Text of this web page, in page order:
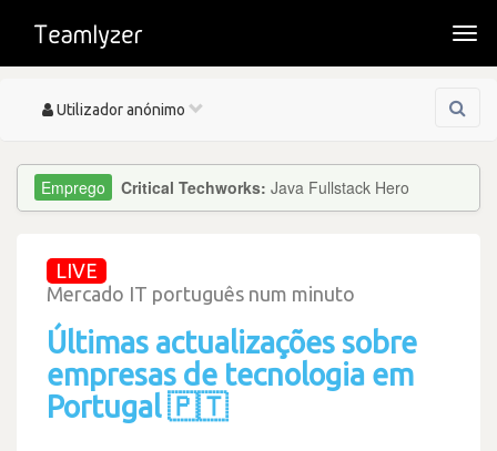
Toggle
Utilizador anónimo
Critical Techworks: Java Fullstack Hero
LIVE
Mercado IT português num minuto
Últimas actualizações sobre
empresas de tecnologia em
Portugal 🇵🇹